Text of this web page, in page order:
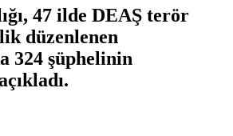
47 ilde DEAŞ terör
düzenlenen
324 şüphelinin